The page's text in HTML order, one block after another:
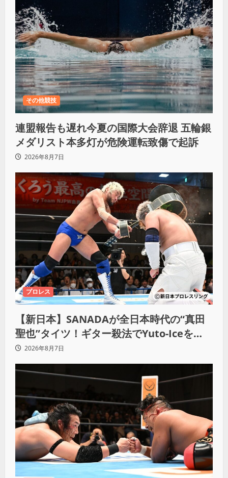
その他競技
連盟報告も遅れ今夏の国際大会辞退 五輪銀
メダリスト本多灯が危険運転致傷で起訴
2026年8月7日
プロレス
【新日本】SANADAが全日本時代の“真田
聖也”タイツ！ギター殺法でYuto-Iceを
KO「俺と闘う時は考えろ。感じるな」
2026年8月7日